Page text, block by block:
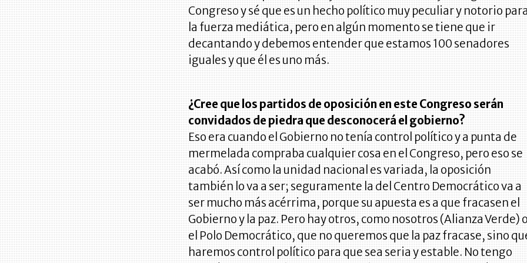
Congreso y sé que es un hecho político muy peculiar y notorio para
la fuerza mediática, pero en algún momento se tiene que ir
decantando y debemos entender que estamos 100 senadores
iguales y que él es uno más.
¿Cree que los partidos de oposición en este Congreso serán
convidados de piedra que desconocerá el gobierno?
Eso era cuando el Gobierno no tenía control político y a punta de
mermelada compraba cualquier cosa en el Congreso, pero eso se
acabó. Así como la unidad nacional es variada, la oposición
también lo va a ser; seguramente la del Centro Democrático va a
ser mucho más acérrima, porque su apuesta es a que fracasen el
Gobierno y la paz. Pero hay otros, como nosotros (Alianza Verde) o
el Polo Democrático, que no queremos que la paz fracase, sino
haremos control político para que sea seria y estable. No tengo